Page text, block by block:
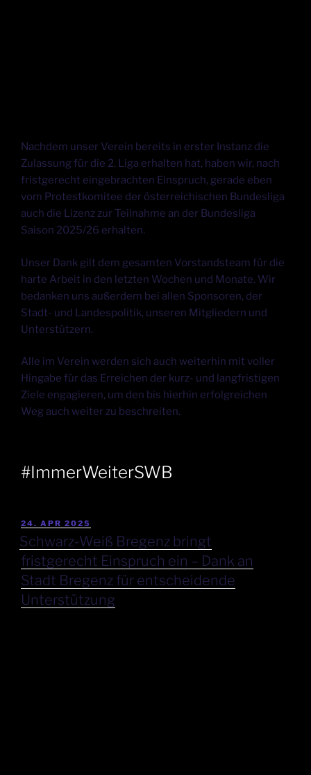
Nachdem unser Verein bereits in erster Instanz die
Zulassung für die 2. Liga erhalten hat, haben wir, nach
fristgerecht eingebrachten Einspruch, gerade eben
vom Protestkomitee der österreichischen Bundesliga
auch die Lizenz zur Teilnahme an der Bundesliga
Saison 2025/26 erhalten.
Unser Dank gilt dem gesamten Vorstandsteam für die
harte Arbeit in den letzten Wochen und Monate. Wir
bedanken uns außerdem bei allen Sponsoren, der
Stadt- und Landespolitik, unseren Mitgliedern und
Unterstützern.
Alle im Verein werden sich auch weiterhin mit voller
Hingabe für das Erreichen der kurz- und langfristigen
Ziele engagieren, um den bis hierhin erfolgreichen
Weg auch weiter zu beschreiten.
#ImmerWeiterSWB
24. APR 2025
Schwarz-Weiß Bregenz bringt
fristgerecht Einspruch ein – Dank an
Stadt Bregenz für entscheidende
Unterstützung